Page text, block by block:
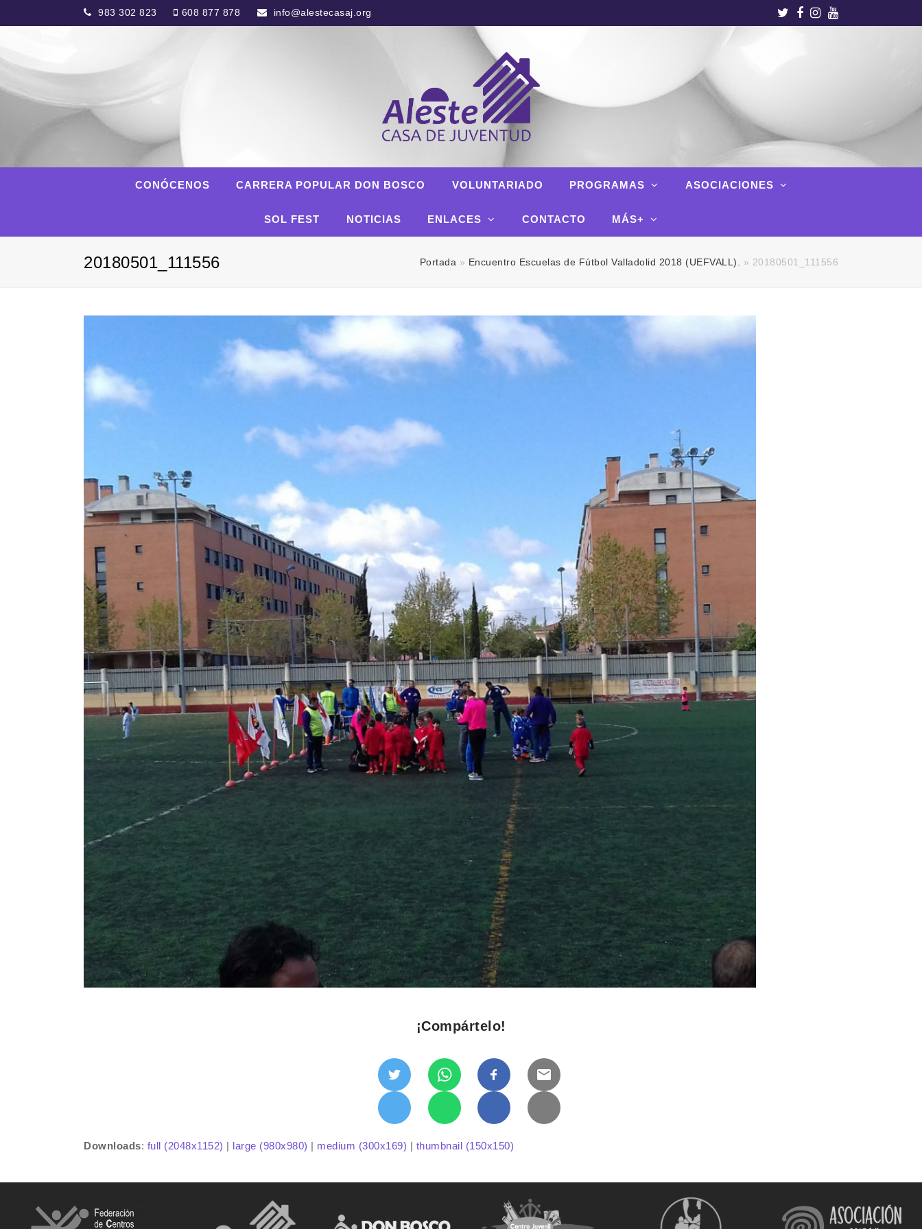
983 302 823 608 877 878 info@alestecasaj.org Twitter
Facebook
Instagram
Youtube
CONÓCENOS CARRERA POPULAR DON BOSCO VOLUNTARIADO PROGRAMAS ASOCIACIONES
SOL FEST NOTICIAS ENLACES CONTACTO MÁS+
20180501_111556 Portada » Encuentro Escuelas de Fútbol Valladolid 2018 (UEFVALL). » 20180501_111556
¡Compártelo!
Downloads: full (2048x1152) | large (980x980) | medium (300x169) | thumbnail (150x150)